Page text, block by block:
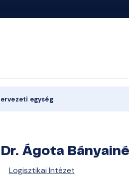
egység
Dr. Ágota
Logisztikai Intézet